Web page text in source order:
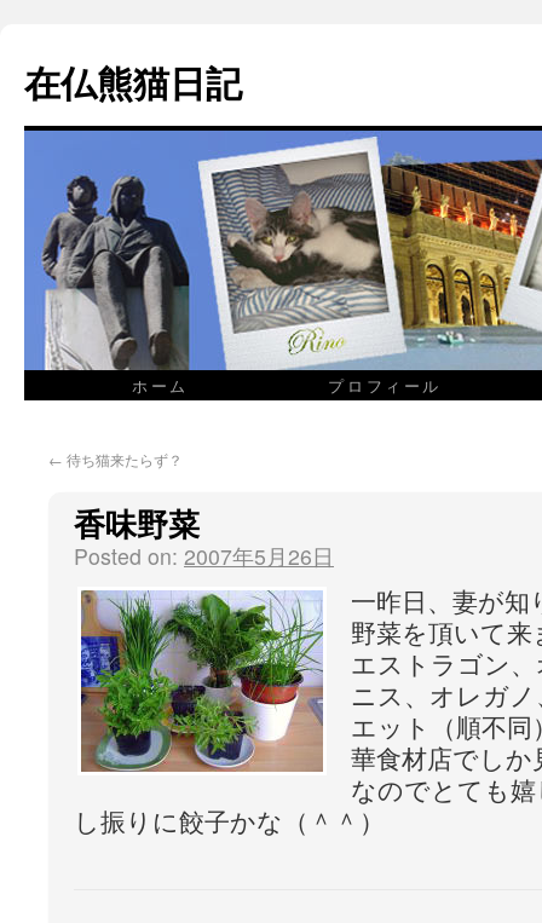
在仏熊猫日記
ホーム プロフィール
← 待ち猫来たらず？
香味野菜
Posted on: 2007年5月26日
一昨日、妻が知
野菜を頂いて来
エストラゴン
ニス、オレガ
エット（順不
華食材店でしか
なのでとても
し振りに餃子かな（＾＾）